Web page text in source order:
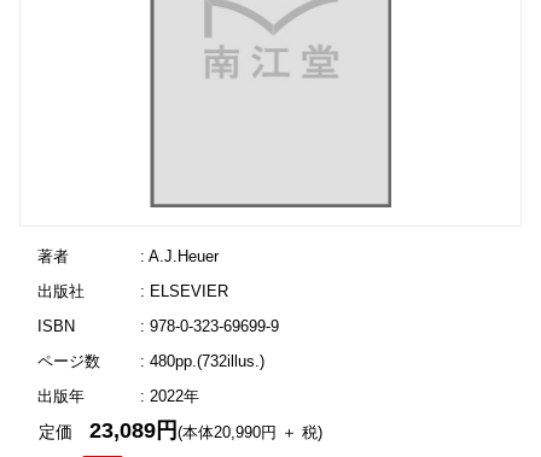
著者
: A.J.Heuer
出版社
: ELSEVIER
ISBN
: 978-0-323-69699-9
ページ数
: 480pp.(732illus.)
出版年
: 2022年
定価23,089円(本体20,990円 ＋ 税)